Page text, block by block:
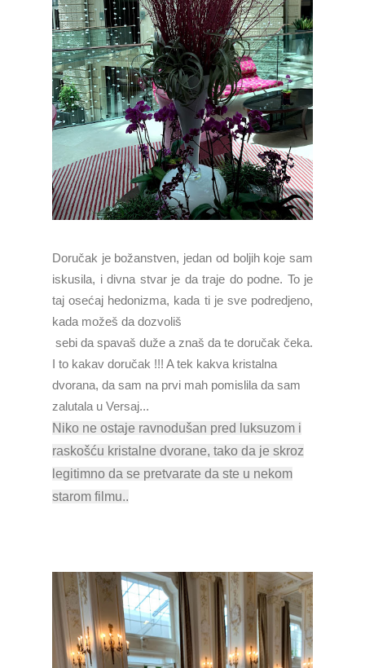
Doručak je božanstven, jedan od boljih koje sam
iskusila, i divna stvar je da traje do podne. To je
taj osećaj hedonizma, kada ti je sve podredjeno,
kada možeš da dozvoliš
sebi da spavaš duže a znaš da te doručak čeka.
I to kakav doručak !!! A tek kakva kristalna
dvorana, da sam na prvi mah pomislila da sam
zalutala u Versaj...
Niko ne ostaje ravnodušan pred luksuzom i
raskošću kristalne dvorane, tako da je skroz
legitimno da se pretvarate da ste u nekom
starom filmu..